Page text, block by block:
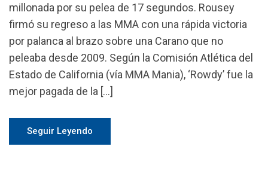
millonada por su pelea de 17 segundos. Rousey
firmó su regreso a las MMA con una rápida victoria
por palanca al brazo sobre una Carano que no
peleaba desde 2009. Según la Comisión Atlética del
Estado de California (vía MMA Mania), ‘Rowdy’ fue la
mejor pagada de la […]
Seguir Leyendo